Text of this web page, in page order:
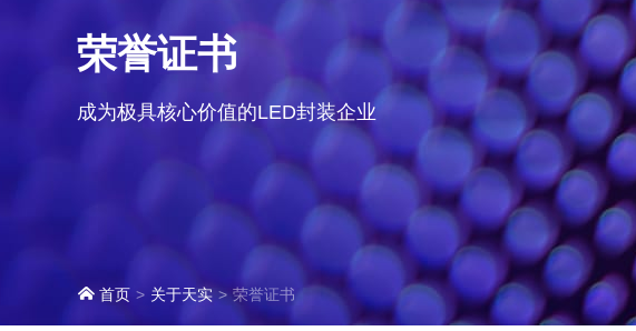
荣誉证书
成为极具核心价值的LED封装企业
首页 关于天实 荣誉证书